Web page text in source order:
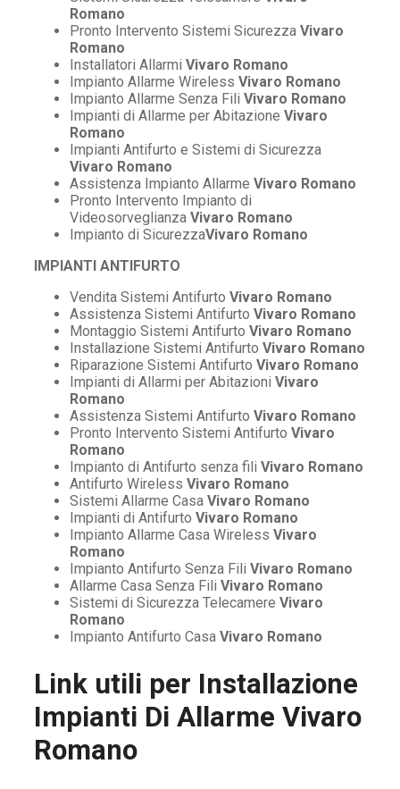
Romano
Pronto Intervento Sistemi Sicurezza Vivaro
Romano
Installatori Allarmi Vivaro Romano
Impianto Allarme Wireless Vivaro Romano
Impianto Allarme Senza Fili Vivaro Romano
Impianti di Allarme per Abitazione Vivaro
Romano
Impianti Antifurto e Sistemi di Sicurezza
Vivaro Romano
Assistenza Impianto Allarme Vivaro Romano
Pronto Intervento Impianto di
Videosorveglianza Vivaro Romano
Impianto di SicurezzaVivaro Romano
IMPIANTI ANTIFURTO
Vendita Sistemi Antifurto Vivaro Romano
Assistenza Sistemi Antifurto Vivaro Romano
Montaggio Sistemi Antifurto Vivaro Romano
Installazione Sistemi Antifurto Vivaro Romano
Riparazione Sistemi Antifurto Vivaro Romano
Impianti di Allarmi per Abitazioni Vivaro
Romano
Assistenza Sistemi Antifurto Vivaro Romano
Pronto Intervento Sistemi Antifurto Vivaro
Romano
Impianto di Antifurto senza fili Vivaro Romano
Antifurto Wireless Vivaro Romano
Sistemi Allarme Casa Vivaro Romano
Impianti di Antifurto Vivaro Romano
Impianto Allarme Casa Wireless Vivaro
Romano
Impianto Antifurto Senza Fili Vivaro Romano
Allarme Casa Senza Fili Vivaro Romano
Sistemi di Sicurezza Telecamere Vivaro
Romano
Impianto Antifurto Casa Vivaro Romano
Link utili per Installazione
Impianti Di Allarme Vivaro
Romano